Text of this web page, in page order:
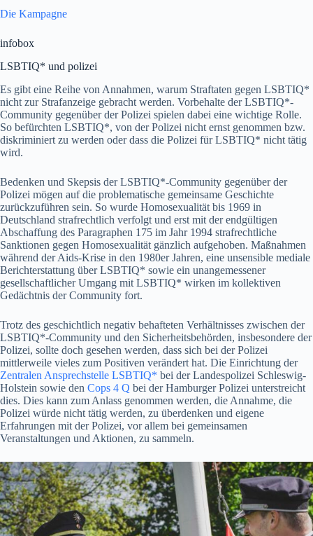
Die Kampagne
infobox
LSBTIQ* und polizei
Es gibt eine Reihe von Annahmen, warum Straftaten gegen LSBTIQ*
nicht zur Strafanzeige gebracht werden. Vorbehalte der LSBTIQ*-
Community gegenüber der Polizei spielen dabei eine wichtige Rolle.
So befürchten LSBTIQ*, von der Polizei nicht ernst genommen bzw.
diskriminiert zu werden oder dass die Polizei für LSBTIQ* nicht tätig
wird.
Bedenken und Skepsis der LSBTIQ*-Community gegenüber der
Polizei mögen auf die problematische gemeinsame Geschichte
zurückzuführen sein. So wurde Homosexualität bis 1969 in
Deutschland strafrechtlich verfolgt und erst mit der endgültigen
Abschaffung des Paragraphen 175 im Jahr 1994 strafrechtliche
Sanktionen gegen Homosexualität gänzlich aufgehoben. Maßnahmen
während der Aids-Krise in den 1980er Jahren, eine unsensible mediale
Berichterstattung über LSBTIQ* sowie ein unangemessener
gesellschaftlicher Umgang mit LSBTIQ* wirken im kollektiven
Gedächtnis der Community fort.
Trotz des geschichtlich negativ behafteten Verhältnisses zwischen der
LSBTIQ*-Community und den Sicherheitsbehörden, insbesondere der
Polizei, sollte doch gesehen werden, dass sich bei der Polizei
mittlerweile vieles zum Positiven verändert hat. Die Einrichtung der
Zentralen Ansprechstelle LSBTIQ* bei der Landespolizei Schleswig-
Holstein sowie den Cops 4 Q bei der Hamburger Polizei unterstreicht
dies. Dies kann zum Anlass genommen werden, die Annahme, die
Polizei würde nicht tätig werden, zu überdenken und eigene
Erfahrungen mit der Polizei, vor allem bei gemeinsamen
Veranstaltungen und Aktionen, zu sammeln.